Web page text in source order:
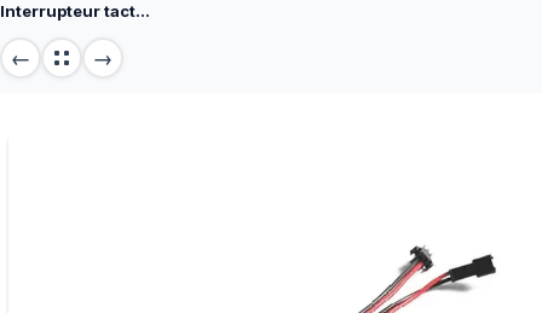
Interrupteur tactile 12 v 5A 60 W trois couleurs LED